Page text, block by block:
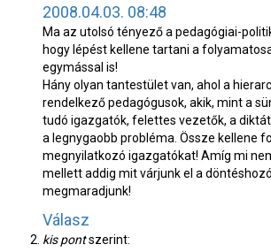
2008.04.03. 08:48
Ma az utolsó tényező a pedagógiai-
hogy lépést kellene tartani a
egymással is!
Hány olyan tantestület van, ahol a
rendelkező pedagógusok, akik, mint a
tudó igazgatók, felettes vezetők, a
a legnygaobb probléma. Össze kellene
megnyilatkozó igazgatókat! Amíg mi
mellett addig mit várjunk el a
megmaradjunk!
Válasz
kis pontszerint: